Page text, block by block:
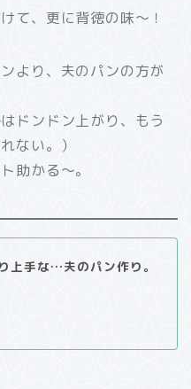
て、更に背徳の味～！
より、夫のパンの方が
ドンドン上がり、もう
ない。）
助かる～。
上手な…夫のパン作り。